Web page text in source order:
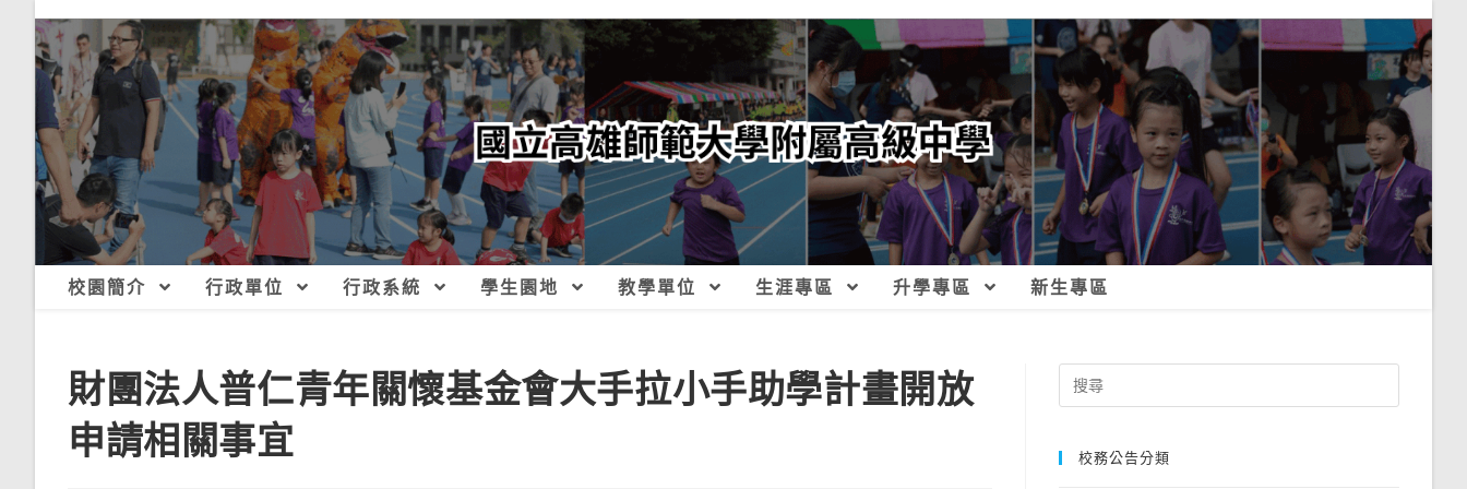
校園簡介 行政單位 行政系統 學生園地 教學單位 生涯專區 升學專區 新生專區
財團法人普仁青年關懷基金會大手拉小手助學計畫開放
申請相關事宜
Search
for:
校務公告分類